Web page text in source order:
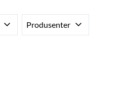
Produsenter